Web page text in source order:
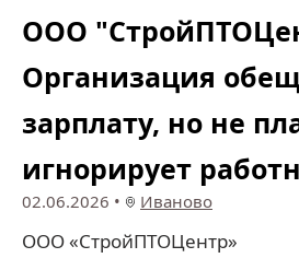
ООО
Организация
зарплату, но не
игнорирует
02.06.2026 • Иваново
ООО «СтройПТОЦентр»